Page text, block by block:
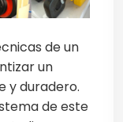
de un
un
y duradero.
de este